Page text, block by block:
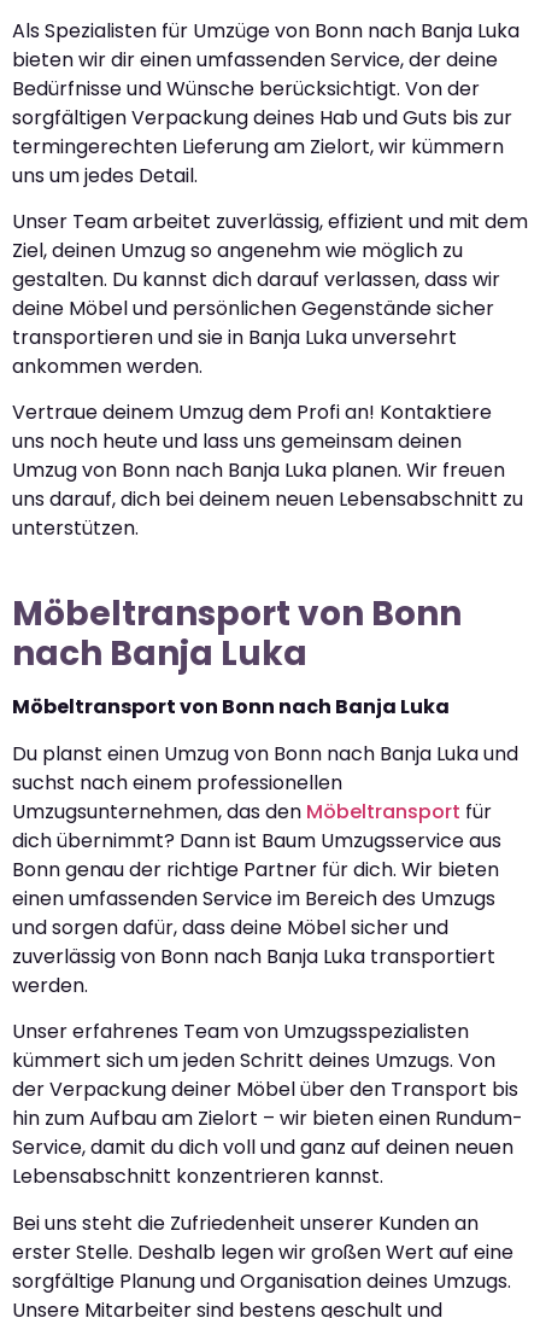
Als Spezialisten für Umzüge von Bonn nach Banja Luka
bieten wir dir einen umfassenden Service, der deine
Bedürfnisse und Wünsche berücksichtigt. Von der
sorgfältigen Verpackung deines Hab und Guts bis zur
termingerechten Lieferung am Zielort, wir kümmern
uns um jedes Detail.
Unser Team arbeitet zuverlässig, effizient und mit dem
Ziel, deinen Umzug so angenehm wie möglich zu
gestalten. Du kannst dich darauf verlassen, dass wir
deine Möbel und persönlichen Gegenstände sicher
transportieren und sie in Banja Luka unversehrt
ankommen werden.
Vertraue deinem Umzug dem Profi an! Kontaktiere
uns noch heute und lass uns gemeinsam deinen
Umzug von Bonn nach Banja Luka planen. Wir freuen
uns darauf, dich bei deinem neuen Lebensabschnitt zu
unterstützen.
Möbeltransport von Bonn
nach Banja Luka
Möbeltransport von Bonn nach Banja Luka
Du planst einen Umzug von Bonn nach Banja Luka und
suchst nach einem professionellen
Umzugsunternehmen, das den Möbeltransport für
dich übernimmt? Dann ist Baum Umzugsservice aus
Bonn genau der richtige Partner für dich. Wir bieten
einen umfassenden Service im Bereich des Umzugs
und sorgen dafür, dass deine Möbel sicher und
zuverlässig von Bonn nach Banja Luka transportiert
werden.
Unser erfahrenes Team von Umzugsspezialisten
kümmert sich um jeden Schritt deines Umzugs. Von
der Verpackung deiner Möbel über den Transport bis
hin zum Aufbau am Zielort – wir bieten einen Rundum-
Service, damit du dich voll und ganz auf deinen neuen
Lebensabschnitt konzentrieren kannst.
Bei uns steht die Zufriedenheit unserer Kunden an
erster Stelle. Deshalb legen wir großen Wert auf eine
sorgfältige Planung und Organisation deines Umzugs.
Unsere Mitarbeiter sind bestens geschult und